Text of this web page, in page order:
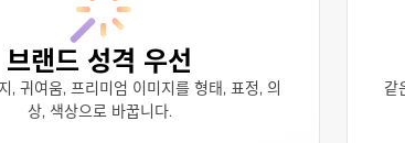
브랜드 성격 우선
, 귀여움, 프리미엄 이미지를 형태, 표정, 의
상, 색상으로 바꿉니다.
같